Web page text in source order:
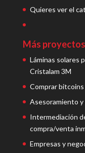
Quieres ver el
Más
Láminas solares
Cristalam 3M
Comprar bitcoins
Asesoramiento
Intermediación
compra/venta
Empresas y